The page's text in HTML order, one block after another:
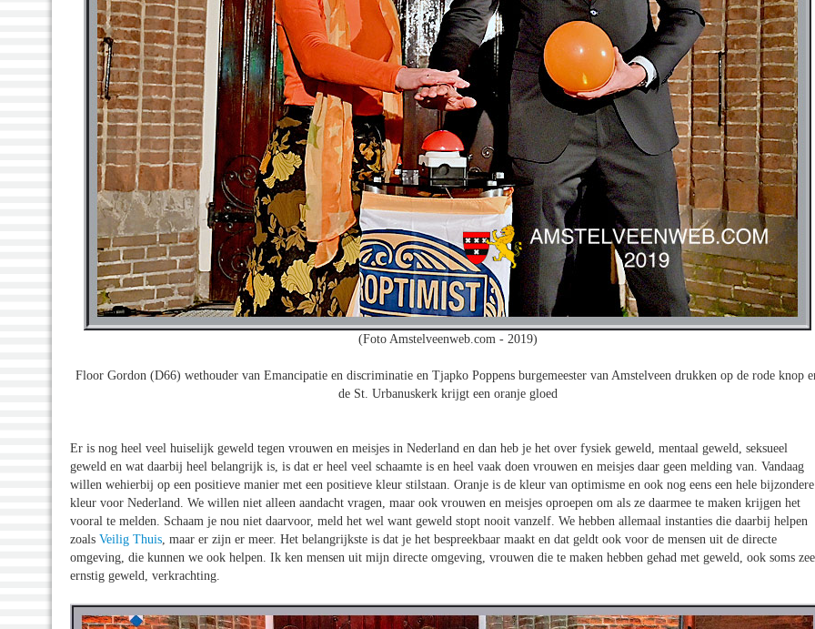
(Foto Amstelveenweb.com - 2019)
Floor Gordon (D66) wethouder van Emancipatie en discriminatie en Tjapko Poppens burgemeester van Amstelveen drukken op de rode knop
de St. Urbanuskerk krijgt een oranje gloed
Er is nog heel veel huiselijk geweld tegen vrouwen en meisjes in Nederland en dan heb je het over fysiek geweld, mentaal geweld, seksueel
geweld en wat daarbij heel belangrijk is, is dat er heel veel schaamte is en heel vaak doen vrouwen en meisjes daar geen melding van. Vandaag
willen wehierbij op een positieve manier met een positieve kleur stilstaan. Oranje is de kleur van optimisme en ook nog eens een hele bijzondere
kleur voor Nederland. We willen niet alleen aandacht vragen, maar ook vrouwen en meisjes oproepen om als ze daarmee te maken krijgen het
vooral te melden. Schaam je nou niet daarvoor, meld het wel want geweld stopt nooit vanzelf. We hebben allemaal instanties die daarbij helpen
zoals Veilig Thuis , maar er zijn er meer. Het belangrijkste is dat je het bespreekbaar maakt en dat geldt ook voor de mensen uit de directe
omgeving, die kunnen we ook helpen. Ik ken mensen uit mijn directe omgeving, vrouwen die te maken hebben gehad met geweld, ook soms
ernstig geweld, verkrachting.